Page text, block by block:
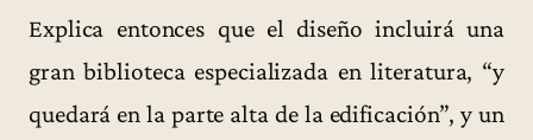
Explica entonces que el diseño incluirá una
gran biblioteca especializada en literatura, “y
quedará en la parte alta de la edificación”, y un